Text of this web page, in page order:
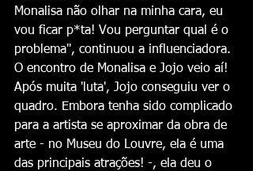
Monalisa não olhar na minha cara, eu
vou ficar p*ta! Vou perguntar qual é o
problema", continuou a influenciadora.
O encontro de Monalisa e Jojo veio aí!
Após muita 'luta', Jojo conseguiu ver o
quadro. Embora tenha sido complicado
para a artista se aproximar da obra de
arte - no Museu do Louvre, ela é uma
das principais atrações! -, ela deu o